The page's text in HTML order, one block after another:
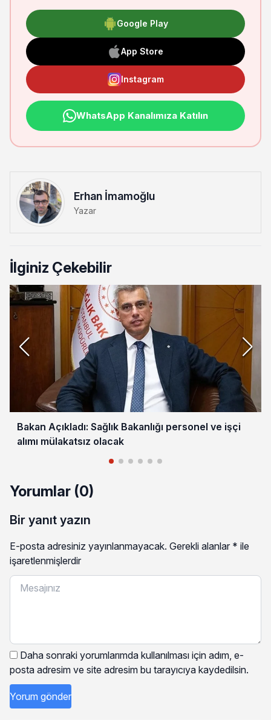
Google Play
App Store
Instagram
WhatsApp Kanalımıza Katılın
Erhan İmamoğlu
Yazar
İlginiz Çekebilir
Bakan Açıkladı: Sağlık Bakanlığı personel ve işçi
alımı mülakatsız olacak
Yorumlar (0)
Bir yanıt yazın
E-posta adresiniz yayınlanmayacak. Gerekli alanlar * ile
işaretlenmişlerdir
Daha sonraki yorumlarımda kullanılması için adım, e-
posta adresim ve site adresim bu tarayıcıya kaydedilsin.